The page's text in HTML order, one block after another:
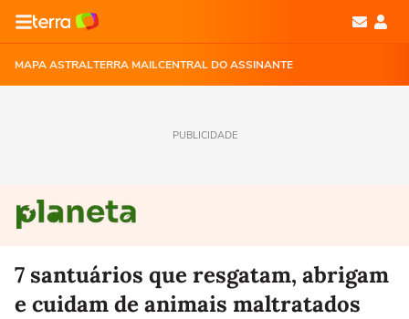
MAPA ASTRALTERRA MAILCENTRAL DO ASSINANTE
PUBLICIDADE
7 santuários que resgatam, abrigam
e cuidam de animais maltratados